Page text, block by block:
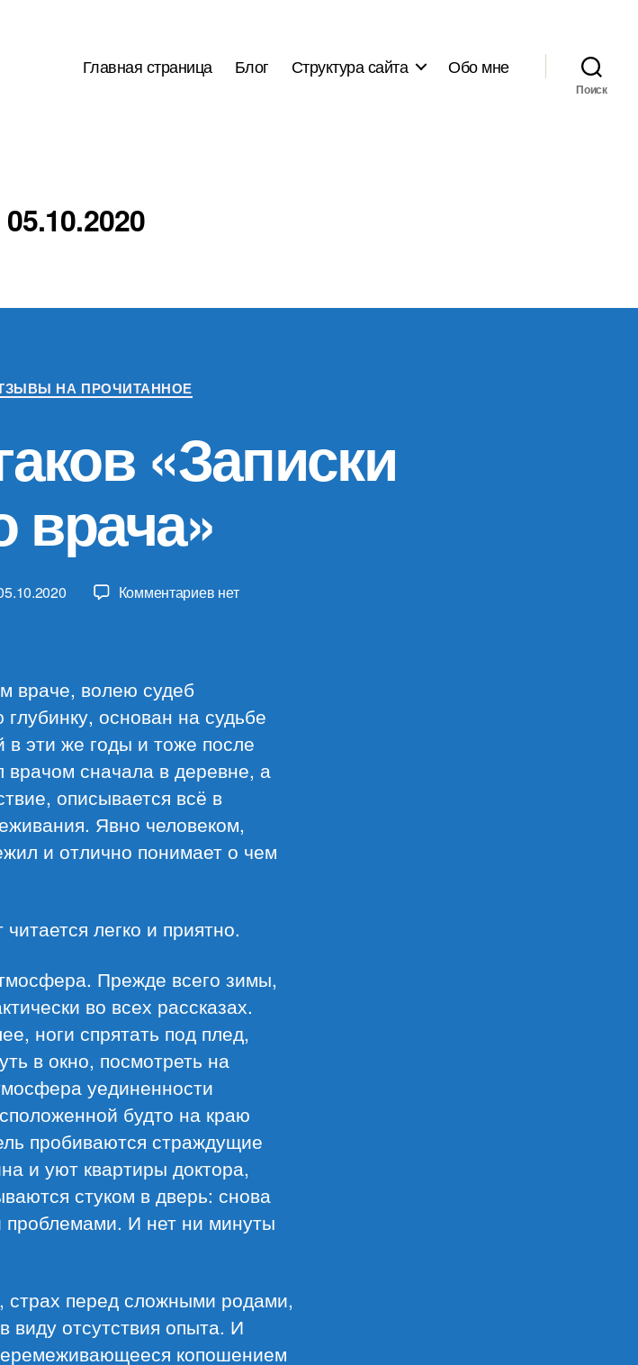
Главная страница Блог Структура сайта Обо мне
Поиск
05.10.2020
Рубрики
НА ПРОЧИТАННОЕ
«Записки
врача»
Комментариевк
врача»
нет
враче, волею судеб
основан на судьбе
в эти же годы и тоже после
врачом сначала в деревне, а
описывается всё в
Явно человеком,
и отлично понимает о чем
легко и приятно.
Прежде всего зимы,
во всех рассказах.
ноги спрятать под плед,
в окно, посмотреть на
уединенности
будто на краю
пробиваются страждущие
и уют квартиры доктора,
стуком в дверь: снова
проблемами. И нет ни минуты
перед сложными родами,
виду отсутствия опыта. И
копошением